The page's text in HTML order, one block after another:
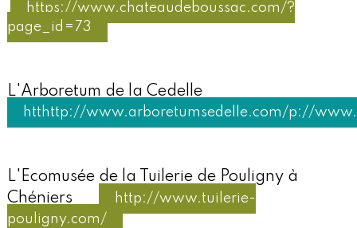
https://www.chateaudeboussac.com/?
page_id=73
L'Arboretum de la Cedelle
htthttp://www.arboretumsedelle.com/p://
L'Ecomusée de la Tuilerie de Pouligny à
Chéniers
http://www.tuilerie-
pouligny.com/